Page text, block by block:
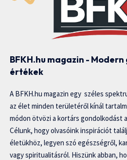
BFKH.hu magazin -
értékek
A BFKH.hu magazin egy széles
az élet minden területéről kínál
módon ötvözi a kortárs gondolkodást
Célunk, hogy olvasóink inspirációt
életükhöz, legyen szó egészségről,
vagy spiritualitásról. Hiszünk abban,